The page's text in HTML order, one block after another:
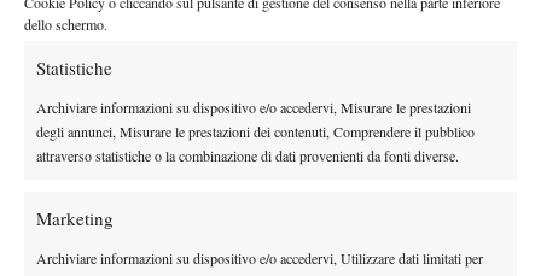
dello schermo.
Statistiche
Archiviare informazioni su dispositivo e/o accedervi, Misurare le prestazioni
degli annunci, Misurare le prestazioni dei contenuti, Comprendere il pubblico
attraverso statistiche o la combinazione di dati provenienti da fonti diverse.
Marketing
Archiviare informazioni su dispositivo e/o accedervi, Utilizzare dati limitati per
strada. “Sto cercando di sviluppare un mio stile personale di
potrei dire anche Alcaraz
Essere consapevoli delle proprie caratteristiche è fondamentale,
ma adattarsi alle diverse superfici, forse, lo è ancora di più.
Questo il mantra del madrileno: “Credo di essere un giocatore
difendere un po’ di più. Sto provando a migliorare i miei punti
deboli ”.